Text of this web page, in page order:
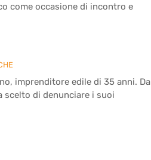
come occasione di incontro e
imprenditore edile di 35 anni. Da
scelto di denunciare i suoi